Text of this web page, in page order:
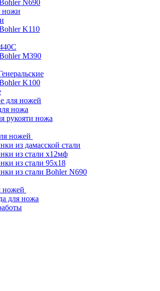
N690
ножи
K110
M390
K100
для ножей
ножа
рукояти ножа
ножей
из дамасской стали
из стали х12мф
из стали 95х18
из стали Bohler N690
ножей
для ножа